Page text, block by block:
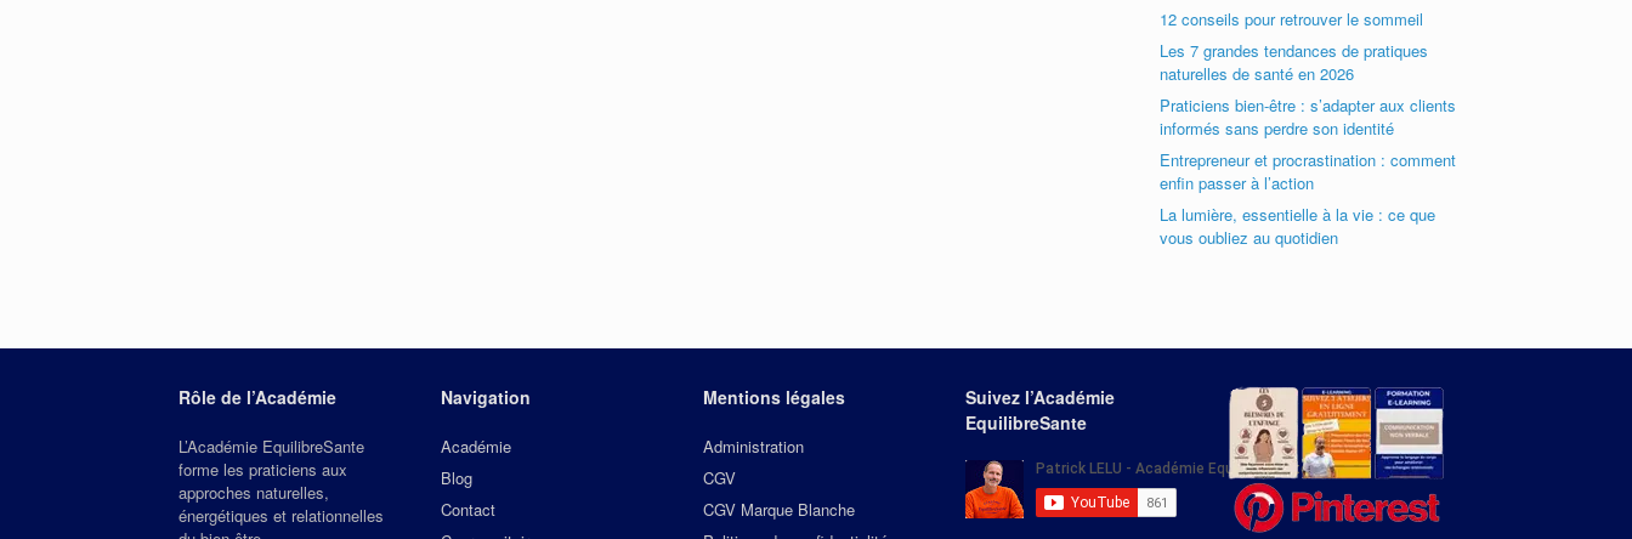
12 conseils pour retrouver le sommeil
Les 7 grandes tendances de pratiques
naturelles de santé en 2026
Praticiens bien-être : s’adapter aux clients
informés sans perdre son identité
Entrepreneur et procrastination : comment
enfin passer à l’action
La lumière, essentielle à la vie : ce que
vous oubliez au quotidien
Rôle de l’Académie
L’Académie EquilibreSante
forme les praticiens aux
approches naturelles,
énergétiques et relationnelles
Navigation
Académie
Blog
Contact
Mentions légales
Administration
CGV
CGV Marque Blanche
Suivez l’Académie
EquilibreSante